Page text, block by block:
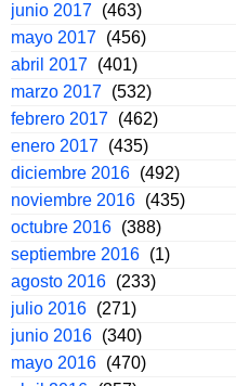
junio 2017 (463)
mayo 2017 (456)
abril 2017 (401)
marzo 2017 (532)
febrero 2017 (462)
enero 2017 (435)
diciembre 2016 (492)
noviembre 2016 (435)
octubre 2016 (388)
septiembre 2016 (1)
agosto 2016 (233)
julio 2016 (271)
junio 2016 (340)
mayo 2016 (470)